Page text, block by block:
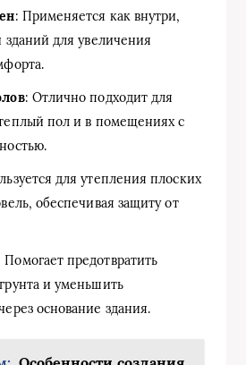
: Применяется как внутри,
зданий для увеличения
: Отлично подходит для
пол и в помещениях с
для утепления плоских
обеспечивая защиту от
Помогает предотвратить
и уменьшить
основание здания.